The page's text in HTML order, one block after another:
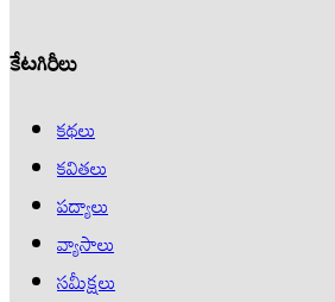
కేటగిరీలు
కథలు
కవితలు
పద్యాలు
వ్యాసాలు
సమీక్షలు